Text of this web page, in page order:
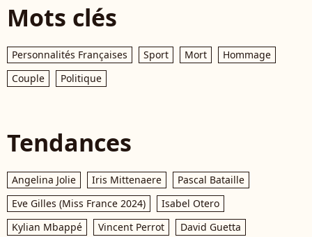
Mots clés
Personnalités Françaises Sport Mort
Hommage
Couple
Politique
Tendances
Angelina Jolie Iris Mittenaere
Pascal Bataille
Eve Gilles (Miss France 2024)
Isabel Otero
Kylian Mbappé
Vincent Perrot David Guetta